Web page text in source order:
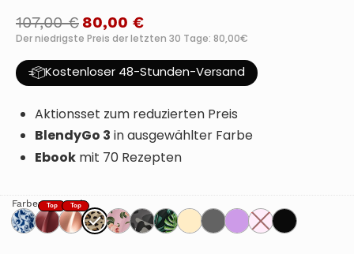
5.00von 5,
basierend
auf
107,00€ 80,00 €
Der niedrigste Preis der letzten 30 Tage: 80,00€
Kostenloser 48-Stunden-Versand
Aktionsset zum reduzierten Preis
BlendyGo 3in ausgewählter Farbe
Ebookmit 70 Rezepten
Farbe: Leopard